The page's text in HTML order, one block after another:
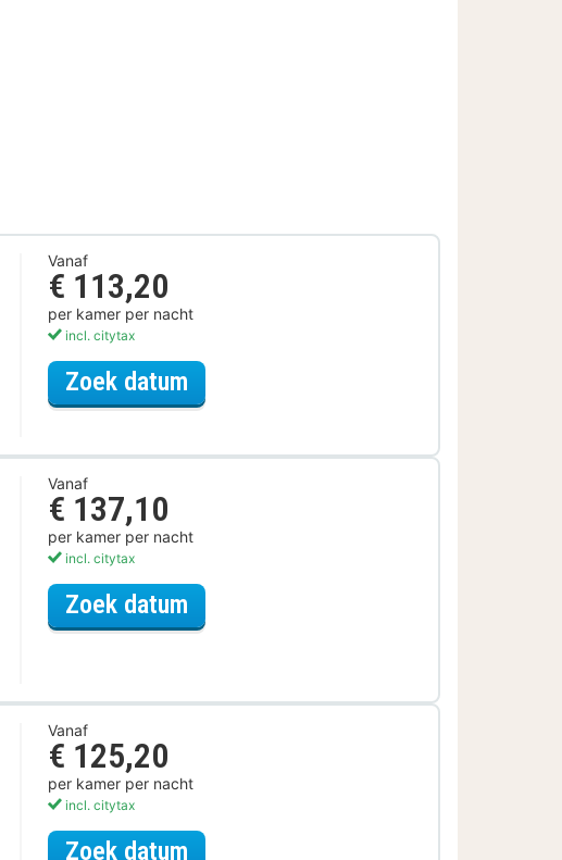
Vanaf
€ 113,20
per kamer per nacht
incl. citytax
Zoek datum
Vanaf
€ 137,10
per kamer per nacht
incl. citytax
Zoek datum
Vanaf
€ 125,20
per kamer per nacht
incl. citytax
Zoek datum